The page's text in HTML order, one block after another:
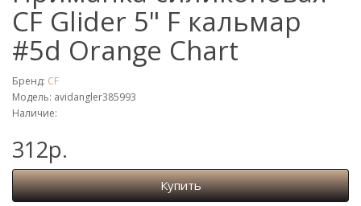
CF Glider 5" F кальмар
#5d Orange Chart
Бренд: CF
Модель: avidangler385993
Наличие:
312р.
Купить